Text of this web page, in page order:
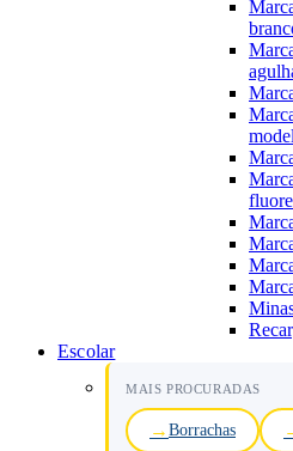
Escolar
MAIS PROCURADAS
Borrachas